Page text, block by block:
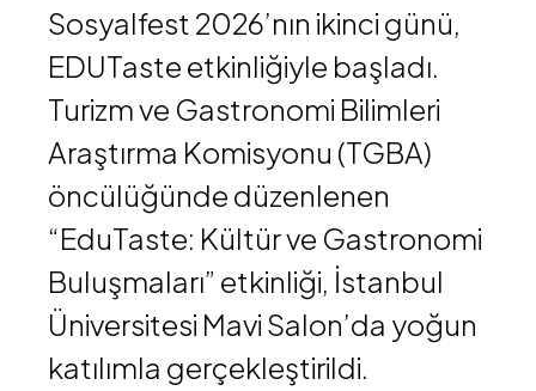
Sosyalfest 2026’nın ikinci günü,
EDUTaste etkinliğiyle başladı.
Turizm ve Gastronomi Bilimleri
Araştırma Komisyonu (TGBA)
öncülüğünde düzenlenen
“EduTaste: Kültür ve Gastronomi
Buluşmaları” etkinliği, İstanbul
Üniversitesi Mavi Salon’da yoğun
katılımla gerçekleştirildi.